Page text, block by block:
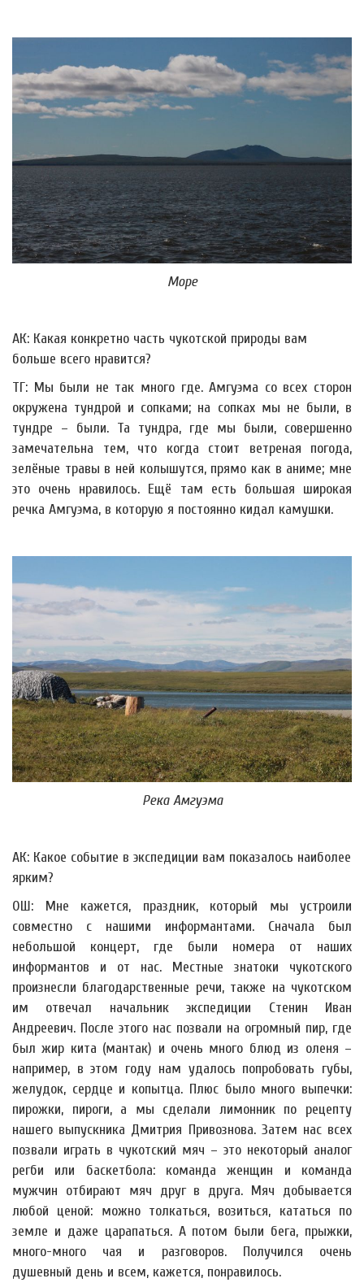
Море
АК: Какая конкретно часть чукотской природы вам
больше всего нравится?
ТГ: Мы были не так много где. Амгуэма со всех сторон
окружена тундрой и сопками; на сопках мы не были, в
тундре – были. Та тундра, где мы были, совершенно
замечательна тем, что когда стоит ветреная погода,
зелёные травы в ней колышутся, прямо как в аниме; мне
это очень нравилось. Ещё там есть большая широкая
речка Амгуэма, в которую я постоянно кидал камушки.
Река Амгуэма
АК: Какое событие в экспедиции вам показалось наиболее
ярким?
ОШ: Мне кажется, праздник, который мы устроили
совместно с нашими информантами. Сначала был
небольшой концерт, где были номера от наших
информантов и от нас. Местные знатоки чукотского
произнесли благодарственные речи, также на чукотском
им отвечал начальник экспедиции Стенин Иван
Андреевич. После этого нас позвали на огромный пир, где
был жир кита (мантак) и очень много блюд из оленя –
например, в этом году нам удалось попробовать губы,
желудок, сердце и копытца. Плюс было много выпечки:
пирожки, пироги, а мы сделали лимонник по рецепту
нашего выпускника Дмитрия Привознова. Затем нас всех
позвали играть в чукотский мяч – это некоторый аналог
регби или баскетбола: команда женщин и команда
мужчин отбирают мяч друг в друга. Мяч добывается
любой ценой: можно толкаться, возиться, кататься по
земле и даже царапаться. А потом были бега, прыжки,
много-много чая и разговоров. Получился очень
душевный день и всем, кажется, понравилось.